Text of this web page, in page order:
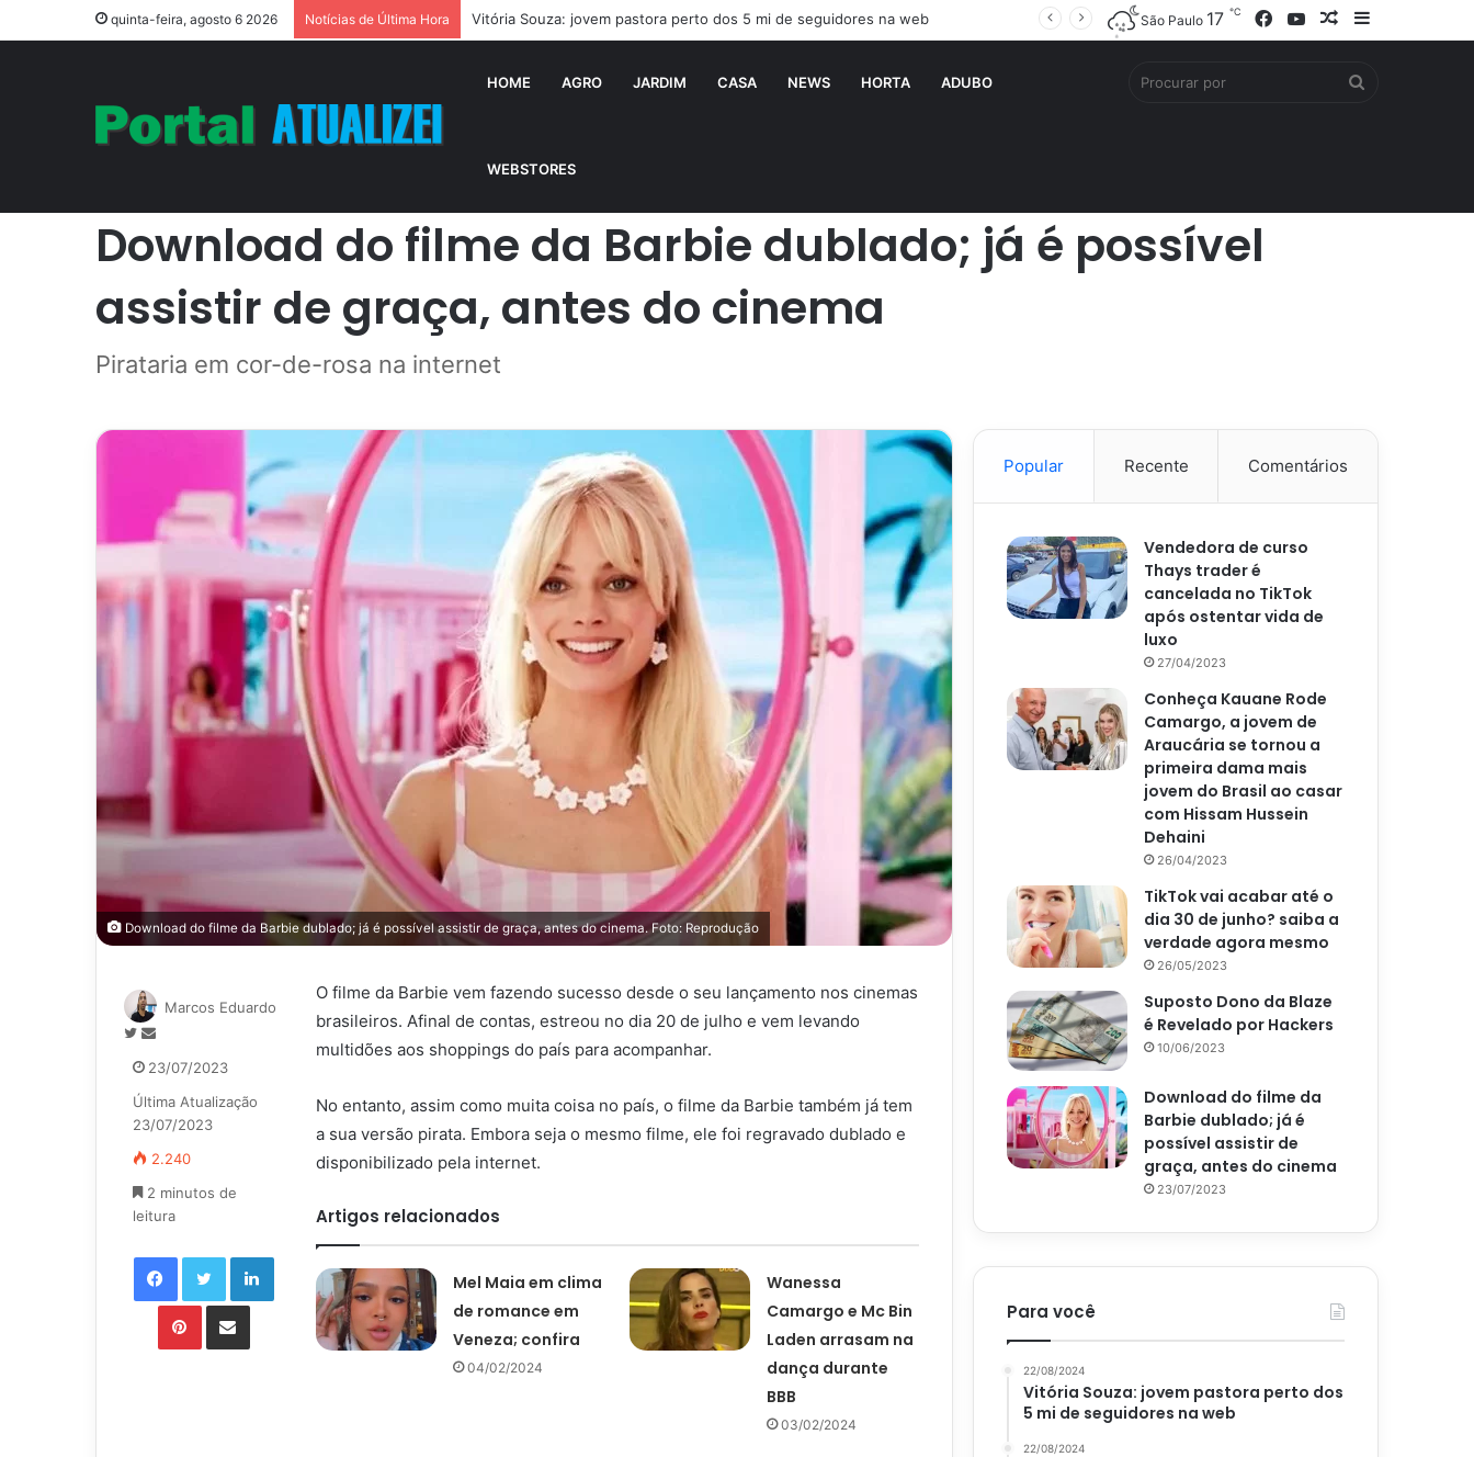
quinta-feira, agosto 6 2026 Notícias de Última Hora Açaí falsificado! Polícia fecha fábrica em Várzea Grande
Barra
Artigo
YouTube
Facebook
São Paulo 17 ℃
HOME AGRO JARDIM CASA NEWS HORTA ADUBO
WEBSTORES
Início/ Famosos/Download do filme da Barbie dublado; já é possível assistir de graça, antes do cinema
Download do filme da Barbie dublado; já é possível
assistir de graça, antes do cinema
Pirataria em cor-de-rosa na internet
Download do filme da Barbie dublado; já é possível assistir de graça, antes do cinema. Foto: Reprodução
O filme da Barbie vem fazendo sucesso desde o seu lançamento nos cinemas
brasileiros. Afinal de contas, estreou no dia 20 de julho e vem levando
multidões aos shoppings do país para acompanhar.
No entanto, assim como muita coisa no país, o filme da Barbie também já tem
a sua versão pirata. Embora seja o mesmo filme, ele foi regravado dublado e
disponibilizado pela internet.
Artigos relacionados
Mel Maia em clima
de romance em
Veneza; confira
04/02/2024
Wanessa
Camargo e Mc Bin
Laden arrasam na
dança durante
BBB
03/02/2024
Marcos Eduardo
Siga
Twitter
Mande
e-
mail
23/07/2023
Última Atualização
23/07/2023
2.240
2 minutos de
leitura
FacebookTwitterLinkedin
PinterestCompartilhar via e-mail
Popular Recente Comentários
Vendedora de curso
Thays trader é
cancelada no TikTok
após ostentar vida de
luxo
27/04/2023
Conheça Kauane Rode
Camargo, a jovem de
Araucária se tornou a
primeira dama mais
jovem do Brasil ao casar
com Hissam Hussein
Dehaini
26/04/2023
TikTok vai acabar até o
dia 30 de junho? saiba a
verdade agora mesmo
26/05/2023
Suposto Dono da Blaze
é Revelado por Hackers
10/06/2023
Download do filme da
Barbie dublado; já é
possível assistir de
graça, antes do cinema
23/07/2023
Para você
22/08/2024
Vitória Souza: jovem pastora perto dos
5 mi de seguidores na web
22/08/2024